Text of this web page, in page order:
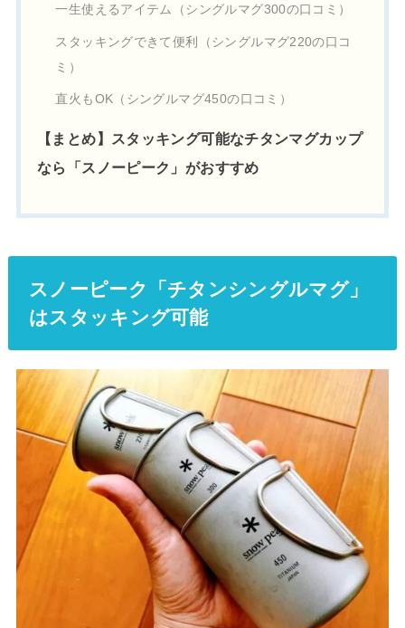
一生使えるアイテム（シングルマグ300の口コミ）
スタッキングできて便利（シングルマグ220の口コ
ミ）
直火もOK（シングルマグ450の口コミ）
【まとめ】スタッキング可能なチタンマグカップ
なら「スノーピーク」がおすすめ
スノーピーク「チタンシングルマグ」
はスタッキング可能